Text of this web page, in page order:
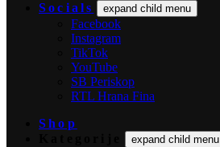
Socials
expand child menu
Facebook
Instagram
TikTok
YouTube
SB Periskop
RTL Hrana Fina
Shop
expand child menu